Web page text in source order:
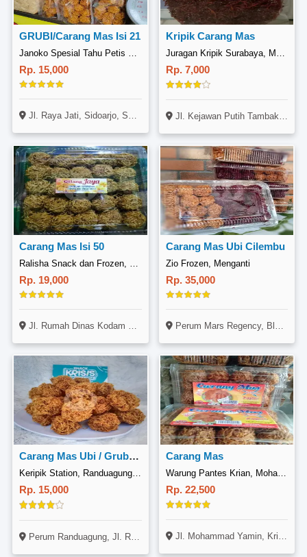
GRUBI/Carang Mas Isi 21
Rp. 15,000
Jl. Raya Jati, Sidoarjo, Surabaya
Kripik Carang Mas
Rp. 7,000
Jl. Kejawan Putih Tambak 7a26
Carang Mas Isi 50
Rp. 19,000
Jl. Rumah Dinas Kodam 5 Brawijaya No. 23, Sukun, Malang
Carang Mas Ubi Cilembu
Zio Frozen, Menganti
Rp. 35,000
Perum Mars Regency, Blok G No. 9B, Menganti, Gresik
Carang Mas Ubi / Grubi 200 Gr
Keripik Station, Randuagung Kebomas
Rp. 15,000
Perum Randuagung, Jl. Raya Brantas No. 40, Kebomas, Gresik
Carang Mas
Warung Pantes Krian, Mohammad Yamin
Rp. 22,500
Jl. Mohammad Yamin, Krian, Surabaya